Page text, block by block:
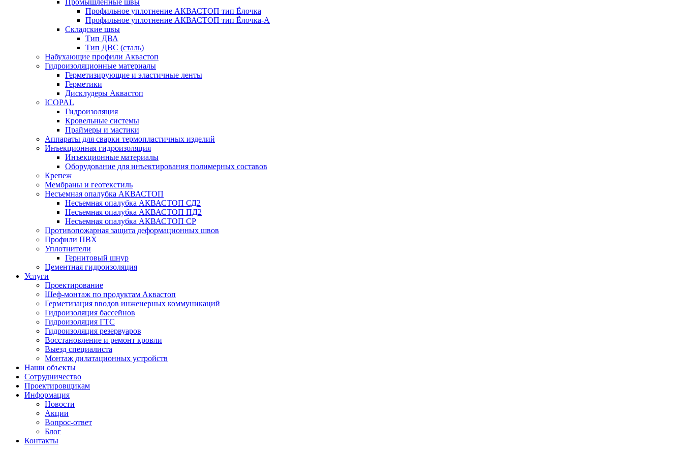
Промышленные швы
Профильное уплотнение АКВАСТОП тип Ёлочка
Профильное уплотнение АКВАСТОП тип Ёлочка-А
Складские швы
Тип ДВА
Тип ДВС (сталь)
Набухающие профили Аквастоп
Гидроизоляционные материалы
Герметизирующие и эластичные ленты
Герметики
Дисклудеры Аквастоп
ICOPAL
Гидроизоляция
Кровельные системы
Праймеры и мастики
Аппараты для сварки термопластичных изделий
Инъекционная гидроизоляция
Инъекционные материалы
Оборудование для инъектирования полимерных составов
Крепеж
Мембраны и геотекстиль
Несъемная опалубка АКВАСТОП
Несъемная опалубка АКВАСТОП СД2
Несъемная опалубка АКВАСТОП ПД2
Несъемная опалубка АКВАСТОП СР
Противопожарная защита деформационных швов
Профили ПВХ
Уплотнители
Гернитовый шнур
Цементная гидроизоляция
Услуги
Проектирование
Шеф-монтаж по продуктам Аквастоп
Герметизация вводов инженерных коммуникаций
Гидроизоляция бассейнов
Гидроизоляция ГТС
Гидроизоляция резервуаров
Восстановление и ремонт кровли
Выезд специалиста
Монтаж дилатационных устройств
Наши объекты
Сотрудничество
Проектировщикам
Информация
Новости
Акции
Вопрос-ответ
Блог
Контакты